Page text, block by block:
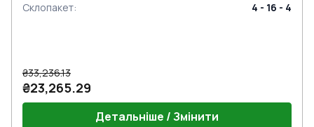
Склопакет: 4 - 16 - 4
₴33,236.13
₴23,265.29
Детальніше / Змінити